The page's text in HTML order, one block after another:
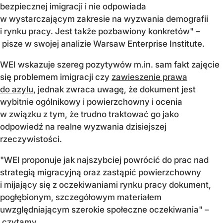
bezpiecznej imigracji i nie odpowiada
w wystarczającym zakresie na wyzwania demografii
i rynku pracy. Jest także pozbawiony konkretów" –
pisze w swojej analizie Warsaw Enterprise Institute.
WEI wskazuje szereg pozytywów m.in. sam fakt zajęcie
się problemem imigracji czy zawieszenie prawa
do azylu, jednak zwraca uwagę, że dokument jest
wybitnie ogólnikowy i powierzchowny i ocenia
w związku z tym, że trudno traktować go jako
odpowiedź na realne wyzwania dzisiejszej
rzeczywistości.
"WEI proponuje jak najszybciej powrócić do prac nad
strategią migracyjną oraz zastąpić powierzchowny
i mijający się z oczekiwaniami rynku pracy dokument,
pogłębionym, szczegółowym materiałem
uwzględniającym szerokie społeczne oczekiwania" –